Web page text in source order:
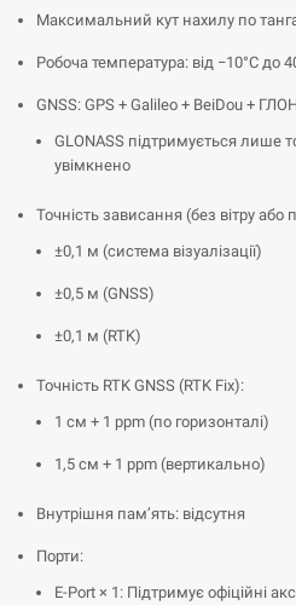
Максимальний кут нахилу по
Робоча температура: від −10°C до
GNSS: GPS + Galileo + BeiDou +
GLONASS підтримується лише
увімкнено
Точність зависання (без вітру або
±0,1 м (система візуалізації)
±0,5 м (GNSS)
±0,1 м (RTK)
Точність RTK GNSS (RTK Fix):
1 см + 1 ppm (по горизонталі)
1,5 см + 1 ppm (вертикально)
Внутрішня пам’ять: відсутня
Порти:
E-Port × 1: Підтримує офіційні